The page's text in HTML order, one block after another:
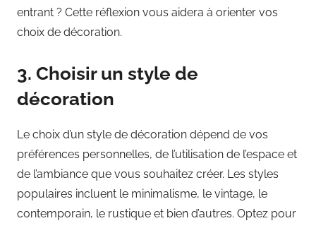
entrant ? Cette réflexion vous aidera à orienter vos
choix de décoration.
3. Choisir un style de
décoration
Le choix d’un style de décoration dépend de vos
préférences personnelles, de l’utilisation de l’espace et
de l’ambiance que vous souhaitez créer. Les styles
populaires incluent le minimalisme, le vintage, le
contemporain, le rustique et bien d’autres. Optez pour